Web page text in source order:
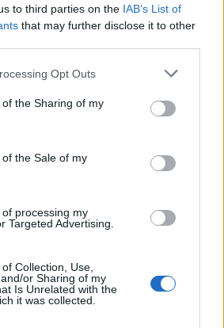
to third parties on the IAB’s List of
that may further disclose it to other
app uses one or more Google
or usage behaviour. You may click to
to Google and its third-party tags to
specified purposes in below Google
Opt Outs
the Sharing of my
the Sale of my
processing my
Targeted Advertising.
Collection, Use,
or Sharing of my
Is Unrelated with the
it was collected.
grillezett,
22.
nekem ez a technika,
süssek húsokat - így idén
szép és egészséges kordonos
ültettünk Eszterrel még annó,
Először…